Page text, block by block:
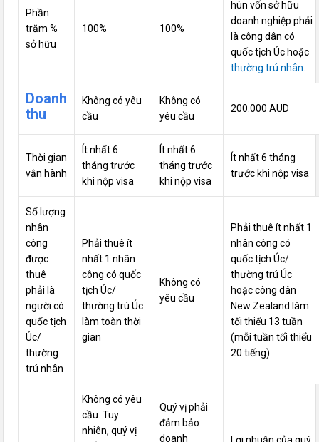
Phần
trăm %
sở hữu
100% 100%
hùn vốn sở hữu
doanh nghiệp phải
là công dân có
quốc tịch Úc hoặc
thường trú nhân
Doanh
thu
Không có yêu
cầu
Không có
yêu cầu
200.000 AUD
Thời gian
vận hành
Ít nhất 6
tháng trước
khi nộp visa
Ít nhất 6
tháng trước
khi nộp visa
Ít nhất 6 tháng
trước khi nộp visa
Số lượng
nhân
công
được
thuê
phải là
người có
quốc tịch
Úc/
thường
trú nhân
Phải thuê ít
nhất 1 nhân
công có quốc
tịch Úc/
thường trú Úc
làm toàn thời
gian
Không có
yêu cầu
Phải thuê ít nhất 1
nhân công có
quốc tịch Úc/
thường trú Úc
hoặc công dân
New Zealand làm
tối thiểu 13 tuần
(mỗi tuần tối thiểu
20 tiếng)
Không có yêu
cầu. Tuy
nhiên, quý vị
Quý vị phải
đảm bảo
doanh
Lợi nhuận của quý